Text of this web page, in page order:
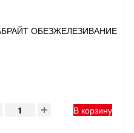
ОБЕЗЖЕЛЕЗИВАНИЕ
В корзину